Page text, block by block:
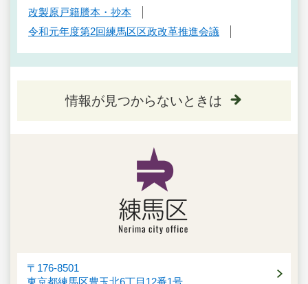
改製原戸籍謄本・抄本
令和元年度第2回練馬区区政改革推進会議
情報が見つからないときは
〒176-8501